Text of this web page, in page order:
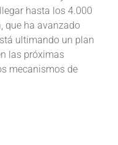
hasta los 4.000
que ha avanzado
ultimando un plan
las próximas
mecanismos de